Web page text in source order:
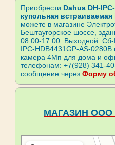
Приобрести Dahua DH-
купольная
можете в магазине
Бештаугорское шоссе,
08:00-17:00. Выходной: Сб-
IPC-HDB4431GP-AS-0280B
камера 4Мп для дома и
телефонам: +7(928) 341-
сообщение через Форму
МАГАЗИН ООО